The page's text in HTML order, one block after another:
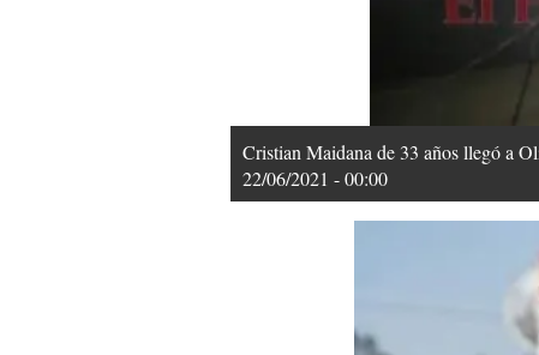
Cristian Maidana de 33 años llegó a
22/06/2021 - 00:00